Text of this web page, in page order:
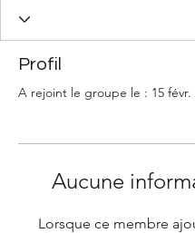
Profil
A rejoint le groupe le : 15 févr.
Aucune
Lorsque ce membre